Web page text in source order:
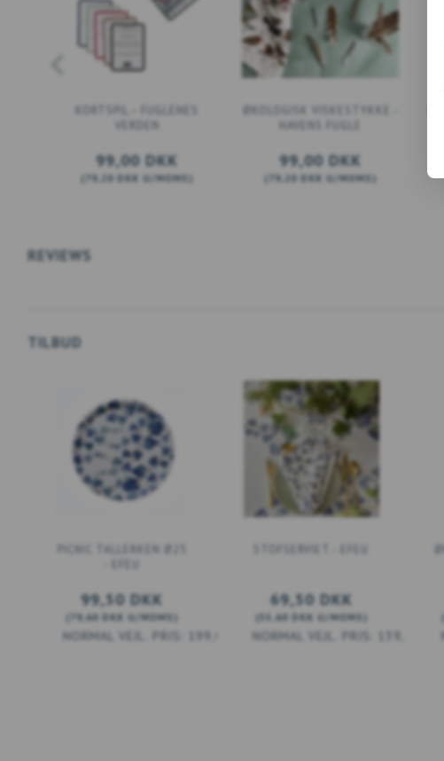
KORTSPIL – FUGLENES
VERDEN
99,00 DKK
( 79,20 DKK U/MOMS)
ØKOLOGISK VISKESTYKKE -
HAVENS FUGLE
99,00 DKK
( 79,20 DKK U/MOMS)
REVIEWS
TILBUD
PICNIC TALLERKEN Ø25
99,50 DKK
79,60 DKK U/MOMS
199,00 DKK
69,50 DKK
55,60 DKK U/MOMS
139,00